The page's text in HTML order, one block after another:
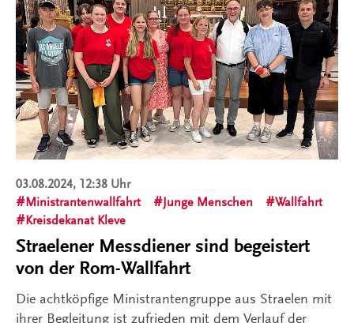
03.08.2024, 12:38 Uhr
Ministrantenwallfahrt
Junge Menschen
Wallfahrt
Kreisdekanat Kleve
Straelener Messdiener sind begeistert
von der Rom-Wallfahrt
Die achtköpfige Ministrantengruppe aus Straelen mit
ihrer Begleitung ist zufrieden mit dem Verlauf der